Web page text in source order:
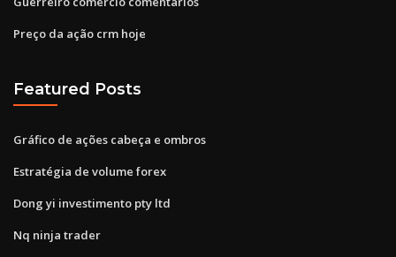
Preço da ação crm hoje
Featured Posts
Gráfico de ações cabeça e ombros
Estratégia de volume forex
Dong yi investimento pty ltd
Nq ninja trader